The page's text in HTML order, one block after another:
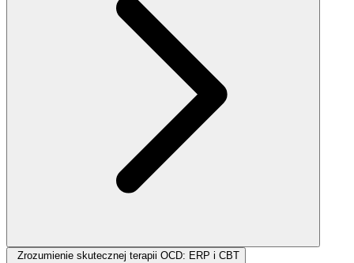
Zrozumienie skutecznej terapii OCD: ERP i CBT